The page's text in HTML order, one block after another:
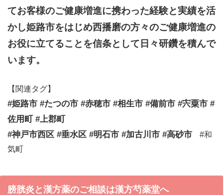
てお客様のご健康増進に携わった経験と実績を活
かし姫路市をはじめ西播磨の方々のご健康増進の
お役に立てることを信条として日々研鑽を積んで
います。
【関連タグ】
#姫路市 #たつの市 #赤穂市 #相生市 #備前市 #宍粟市 #
佐用町 #上郡町
#神戸市西区 #垂水区 #明石市 #加古川市 #高砂市 #和
気町
膀胱炎と漢方薬のご相談は漢方芍薬堂へ